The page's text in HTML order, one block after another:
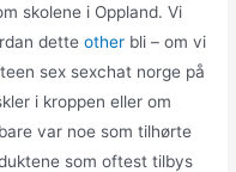
skolene i Oppland. Vi
detteother bli – om vi
sex sexchat norge på
i kroppen eller om
var noe som tilhørte
som oftest tilbys